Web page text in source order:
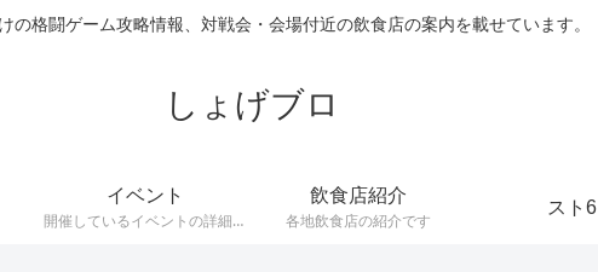
の格闘ゲーム攻略情報、対戦会・会場付近の飲食店の案内を載せています。
しょげブロ
イベント
開催しているイベントの詳細で
飲食店紹介
各地飲食店の紹介です
スト6